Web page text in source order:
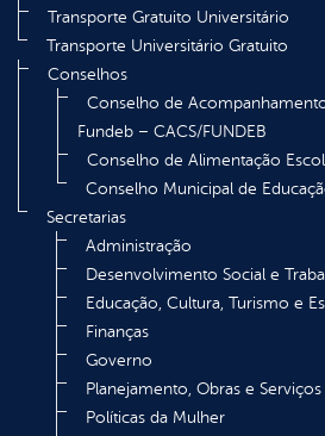
Transporte Gratuito Universitário
Transporte Universitário Gratuito
Conselhos
Conselho de
Fundeb – CACS/FUNDEB
Conselho de Alimentação
Conselho Municipal de
Secretarias
Administração
Desenvolvimento Social e
Educação, Cultura, Turismo e
Finanças
Governo
Planejamento, Obras e
Políticas da Mulher